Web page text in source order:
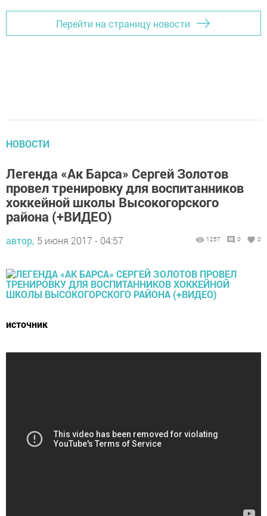
Перейти на страницу новости
НОВОСТИ
Легенда «Ак Барса» Сергей Золотов
провел тренировку для воспитанников
хоккейной школы Высокогорского
района (+ВИДЕО)
автор, 5 июня 2017 - 04:57 1257 0 0
источник